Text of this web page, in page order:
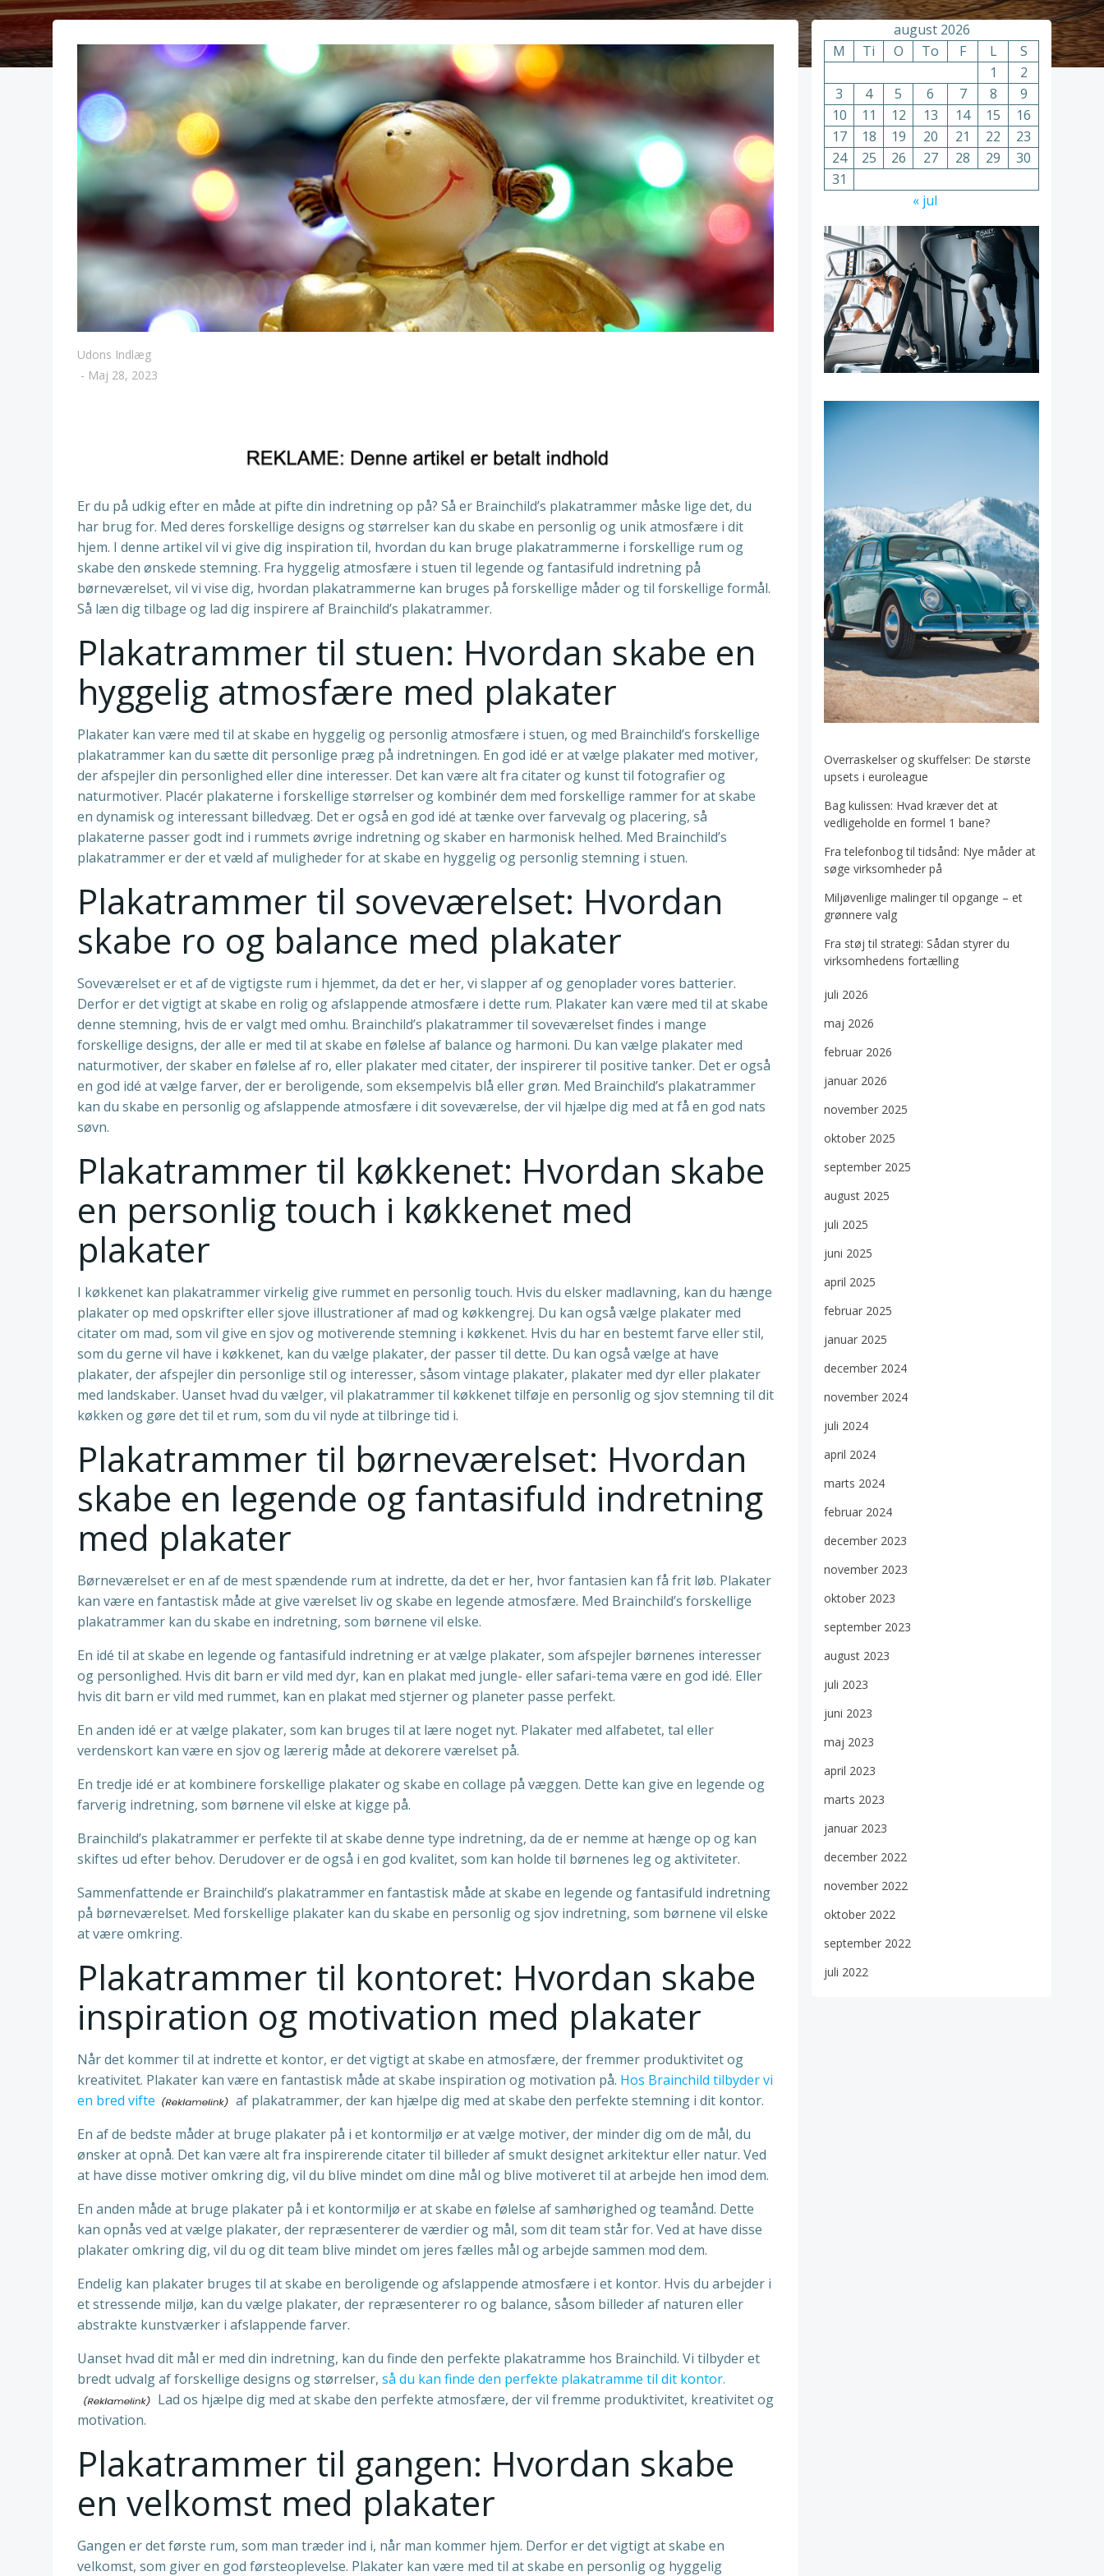
Udons Indlæg
- Maj 28, 2023
Er du på udkig efter en måde at pifte din indretning op på? Så er Brainchild’s plakatrammer måske lige det, du
har brug for. Med deres forskellige designs og størrelser kan du skabe en personlig og unik atmosfære i dit
hjem. I denne artikel vil vi give dig inspiration til, hvordan du kan bruge plakatrammerne i forskellige rum og
skabe den ønskede stemning. Fra hyggelig atmosfære i stuen til legende og fantasifuld indretning på
børneværelset, vil vi vise dig, hvordan plakatrammerne kan bruges på forskellige måder og til forskellige formål.
Så læn dig tilbage og lad dig inspirere af Brainchild’s plakatrammer.
Plakatrammer til stuen: Hvordan skabe en
hyggelig atmosfære med plakater
Plakater kan være med til at skabe en hyggelig og personlig atmosfære i stuen, og med Brainchild’s forskellige
plakatrammer kan du sætte dit personlige præg på indretningen. En god idé er at vælge plakater med motiver,
der afspejler din personlighed eller dine interesser. Det kan være alt fra citater og kunst til fotografier og
naturmotiver. Placér plakaterne i forskellige størrelser og kombinér dem med forskellige rammer for at skabe
en dynamisk og interessant billedvæg. Det er også en god idé at tænke over farvevalg og placering, så
plakaterne passer godt ind i rummets øvrige indretning og skaber en harmonisk helhed. Med Brainchild’s
plakatrammer er der et væld af muligheder for at skabe en hyggelig og personlig stemning i stuen.
Plakatrammer til soveværelset: Hvordan
skabe ro og balance med plakater
Soveværelset er et af de vigtigste rum i hjemmet, da det er her, vi slapper af og genoplader vores batterier.
Derfor er det vigtigt at skabe en rolig og afslappende atmosfære i dette rum. Plakater kan være med til at skabe
denne stemning, hvis de er valgt med omhu. Brainchild’s plakatrammer til soveværelset findes i mange
forskellige designs, der alle er med til at skabe en følelse af balance og harmoni. Du kan vælge plakater med
naturmotiver, der skaber en følelse af ro, eller plakater med citater, der inspirerer til positive tanker. Det er også
en god idé at vælge farver, der er beroligende, som eksempelvis blå eller grøn. Med Brainchild’s plakatrammer
kan du skabe en personlig og afslappende atmosfære i dit soveværelse, der vil hjælpe dig med at få en god nats
søvn.
Plakatrammer til køkkenet: Hvordan skabe
en personlig touch i køkkenet med
plakater
I køkkenet kan plakatrammer virkelig give rummet en personlig touch. Hvis du elsker madlavning, kan du hænge
plakater op med opskrifter eller sjove illustrationer af mad og køkkengrej. Du kan også vælge plakater med
citater om mad, som vil give en sjov og motiverende stemning i køkkenet. Hvis du har en bestemt farve eller stil,
som du gerne vil have i køkkenet, kan du vælge plakater, der passer til dette. Du kan også vælge at have
plakater, der afspejler din personlige stil og interesser, såsom vintage plakater, plakater med dyr eller plakater
med landskaber. Uanset hvad du vælger, vil plakatrammer til køkkenet tilføje en personlig og sjov stemning til dit
køkken og gøre det til et rum, som du vil nyde at tilbringe tid i.
Plakatrammer til børneværelset: Hvordan
skabe en legende og fantasifuld indretning
med plakater
Børneværelset er en af de mest spændende rum at indrette, da det er her, hvor fantasien kan få frit løb. Plakater
kan være en fantastisk måde at give værelset liv og skabe en legende atmosfære. Med Brainchild’s forskellige
plakatrammer kan du skabe en indretning, som børnene vil elske.
En idé til at skabe en legende og fantasifuld indretning er at vælge plakater, som afspejler børnenes interesser
og personlighed. Hvis dit barn er vild med dyr, kan en plakat med jungle- eller safari-tema være en god idé. Eller
hvis dit barn er vild med rummet, kan en plakat med stjerner og planeter passe perfekt.
En anden idé er at vælge plakater, som kan bruges til at lære noget nyt. Plakater med alfabetet, tal eller
verdenskort kan være en sjov og lærerig måde at dekorere værelset på.
En tredje idé er at kombinere forskellige plakater og skabe en collage på væggen. Dette kan give en legende og
farverig indretning, som børnene vil elske at kigge på.
Brainchild’s plakatrammer er perfekte til at skabe denne type indretning, da de er nemme at hænge op og kan
skiftes ud efter behov. Derudover er de også i en god kvalitet, som kan holde til børnenes leg og aktiviteter.
Sammenfattende er Brainchild’s plakatrammer en fantastisk måde at skabe en legende og fantasifuld indretning
på børneværelset. Med forskellige plakater kan du skabe en personlig og sjov indretning, som børnene vil elske
at være omkring.
Plakatrammer til kontoret: Hvordan skabe
inspiration og motivation med plakater
Når det kommer til at indrette et kontor, er det vigtigt at skabe en atmosfære, der fremmer produktivitet og
kreativitet. Plakater kan være en fantastisk måde at skabe inspiration og motivation på. Hos Brainchild tilbyder vi
en bred vifte
af plakatrammer, der kan hjælpe dig med at skabe den perfekte stemning i dit kontor.
En af de bedste måder at bruge plakater på i et kontormiljø er at vælge motiver, der minder dig om de mål, du
ønsker at opnå. Det kan være alt fra inspirerende citater til billeder af smukt designet arkitektur eller natur. Ved
at have disse motiver omkring dig, vil du blive mindet om dine mål og blive motiveret til at arbejde hen imod dem.
En anden måde at bruge plakater på i et kontormiljø er at skabe en følelse af samhørighed og teamånd. Dette
kan opnås ved at vælge plakater, der repræsenterer de værdier og mål, som dit team står for. Ved at have disse
plakater omkring dig, vil du og dit team blive mindet om jeres fælles mål og arbejde sammen mod dem.
Endelig kan plakater bruges til at skabe en beroligende og afslappende atmosfære i et kontor. Hvis du arbejder i
et stressende miljø, kan du vælge plakater, der repræsenterer ro og balance, såsom billeder af naturen eller
abstrakte kunstværker i afslappende farver.
Uanset hvad dit mål er med din indretning, kan du finde den perfekte plakatramme hos Brainchild. Vi tilbyder et
bredt udvalg af forskellige designs og størrelser, så du kan finde den perfekte plakatramme til dit kontor.
Lad os hjælpe dig med at skabe den perfekte atmosfære, der vil fremme produktivitet, kreativitet og
motivation.
Plakatrammer til gangen: Hvordan skabe
en velkomst med plakater
Gangen er det første rum, som man træder ind i, når man kommer hjem. Derfor er det vigtigt at skabe en
velkomst, som giver en god førsteoplevelse. Plakater kan være med til at skabe en personlig og hyggelig
august 2026
M
Ti O To F L
S
1
2
3
4 5 6 7 8
9
10
11 12 13 14 15
16
17
18 19 20 21 22
23
24
25 26 27 28 29
30
31
« jul
Overraskelser og skuffelser: De største
upsets i euroleague
Bag kulissen: Hvad kræver det at
vedligeholde en formel 1 bane?
Fra telefonbog til tidsånd: Nye måder at
søge virksomheder på
Miljøvenlige malinger til opgange – et
grønnere valg
Fra støj til strategi: Sådan styrer du
virksomhedens fortælling
juli 2026
maj 2026
februar 2026
januar 2026
november 2025
oktober 2025
september 2025
august 2025
juli 2025
juni 2025
april 2025
februar 2025
januar 2025
december 2024
november 2024
juli 2024
april 2024
marts 2024
februar 2024
december 2023
november 2023
oktober 2023
september 2023
august 2023
juli 2023
juni 2023
maj 2023
april 2023
marts 2023
januar 2023
december 2022
november 2022
oktober 2022
september 2022
juli 2022